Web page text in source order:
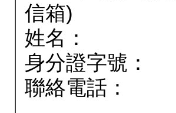
信箱)
姓名：
身分證字號：
聯絡電話：